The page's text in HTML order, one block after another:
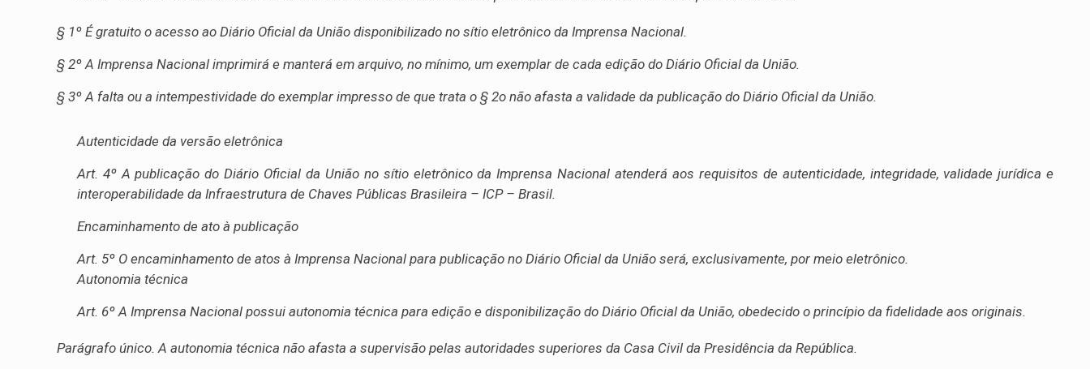
§ 1º É gratuito o acesso ao Diário Oficial da União disponibilizado no sítio eletrônico da Imprensa Nacional.
§ 2º A Imprensa Nacional imprimirá e manterá em arquivo, no mínimo, um exemplar de cada edição do Diário Oficial da União.
§ 3º A falta ou a intempestividade do exemplar impresso de que trata o § 2o não afasta a validade da publicação do Diário Oficial da União.
Autenticidade da versão eletrônica
Art. 4º A publicação do Diário Oficial da União no sítio eletrônico da Imprensa Nacional atenderá aos requisitos de autenticidade, integridade, validade jurídica e
interoperabilidade da Infraestrutura de Chaves Públicas Brasileira – ICP – Brasil.
Encaminhamento de ato à publicação
Art. 5º O encaminhamento de atos à Imprensa Nacional para publicação no Diário Oficial da União será, exclusivamente, por meio eletrônico.
Autonomia técnica
Art. 6º A Imprensa Nacional possui autonomia técnica para edição e disponibilização do Diário Oficial da União, obedecido o princípio da fidelidade aos originais.
Parágrafo único. A autonomia técnica não afasta a supervisão pelas autoridades superiores da Casa Civil da Presidência da República.